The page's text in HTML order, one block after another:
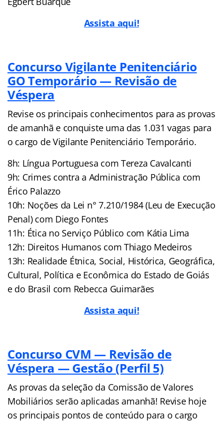
Assista aqui!
Concurso Vigilante Penitenciário
GO Temporário — Revisão de
Véspera
Revise os principais conhecimentos para as provas
de amanhã e conquiste uma das 1.031 vagas para
o cargo de Vigilante Penitenciário Temporário.
8h: Língua Portuguesa com Tereza Cavalcanti
9h: Crimes contra a Administração Pública com
Érico Palazzo
10h: Noções da Lei n° 7.210/1984 (Leu de Execução
Penal) com Diego Fontes
11h: Ética no Serviço Público com Kátia Lima
12h: Direitos Humanos com Thiago Medeiros
13h: Realidade Étnica, Social, Histórica, Geográfica,
Cultural, Política e Econômica do Estado de Goiás
e do Brasil com Rebecca Guimarães
Assista aqui!
Concurso CVM — Revisão de
Véspera — Gestão (Perfil 5)
As provas da seleção da Comissão de Valores
Mobiliários serão aplicadas amanhã! Revise hoje
os principais pontos de conteúdo para o cargo